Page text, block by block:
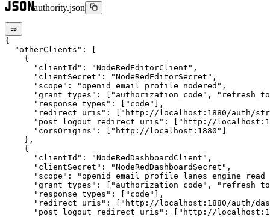
authority.json
{
  "otherClients"
: [
    {
      "clientId"
: "NodeRedEditorClient" ,
      "clientSecret"
: "NodeRedEditorSecret" ,
      "scope"
: "openid email profile nodered" ,
      "grant_types"
: [ "authorization_code" ,
      "response_types"
: [ "code" ],
      "redirect_uris"
: [ "http://localhost:1880/auth/
      "post_logout_redirect_uris"
: [ "http://
      "corsOrigins"
: [ "http://localhost:1880" ]
    },
    {
      "clientId"
: "NodeRedDashboardClient" ,
      "clientSecret"
: "NodeRedDashboardSecret" ,
      "scope"
:
"openid email profile lanes engine_read
      "grant_types"
: [ "authorization_code" ,
      "response_types"
: [ "code" ],
      "redirect_uris"
: [ "http://localhost:1880/auth/
      "post_logout_redirect_uris"
: [ "http://